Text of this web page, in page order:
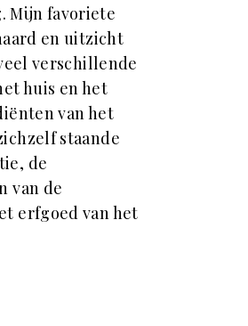
Mijn favoriete
en uitzicht
verschillende
huis en het
van het
staande
de
van de
erfgoed van het